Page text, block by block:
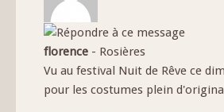
florence - Rosières
Vu au festival Nuit de Rêve ce
pour les costumes plein